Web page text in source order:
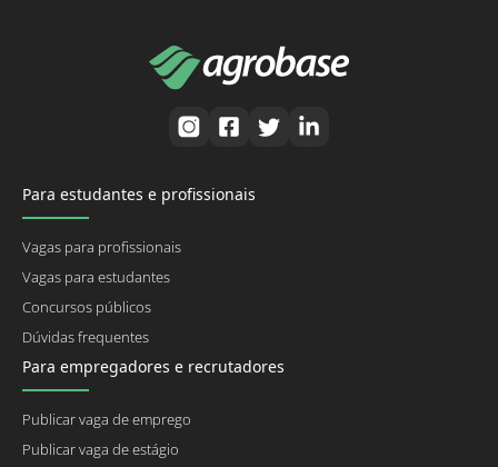
Para estudantes e profissionais
Vagas para profissionais
Vagas para estudantes
Concursos públicos
Dúvidas frequentes
Para empregadores e recrutadores
Publicar vaga de emprego
Publicar vaga de estágio